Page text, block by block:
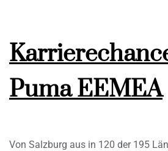
Puma EEMEA
Von Salzburg aus in 120 der 195